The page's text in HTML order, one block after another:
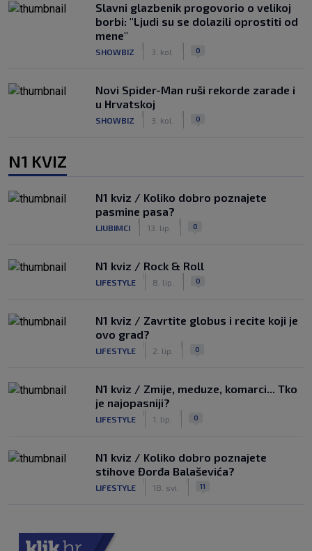
Slavni glazbenik progovorio o velikoj
borbi: "Ljudi su se dolazili oprostiti od
mene"
SHOWBIZ 3. kol. 0
Novi Spider-Man ruši rekorde zarade i
u Hrvatskoj
SHOWBIZ 3. kol. 0
N1 KVIZ
N1 kviz / Koliko dobro poznajete
pasmine pasa?
LJUBIMCI 13. lip. 0
N1 kviz / Rock & Roll
LIFESTYLE 8. lip. 0
N1 kviz / Zavrtite globus i recite koji je
ovo grad?
LIFESTYLE 2. lip. 0
N1 kviz / Zmije, meduze, komarci... Tko
je najopasniji?
LIFESTYLE 1. lip. 0
N1 kviz / Koliko dobro poznajete
stihove Đorđa Balaševića?
LIFESTYLE 18. svi. 11